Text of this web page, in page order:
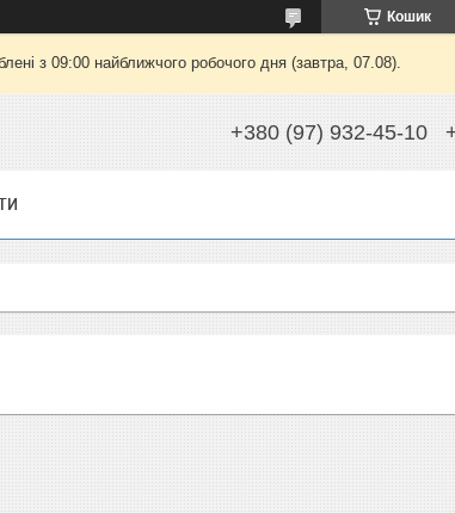
Кошик
з 09:00 найближчого робочого дня (завтра, 07.08).
+380 (97) 932-45-10